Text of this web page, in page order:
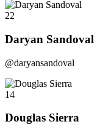
22
Daryan Sandoval
@daryansandoval
14
Douglas Sierra